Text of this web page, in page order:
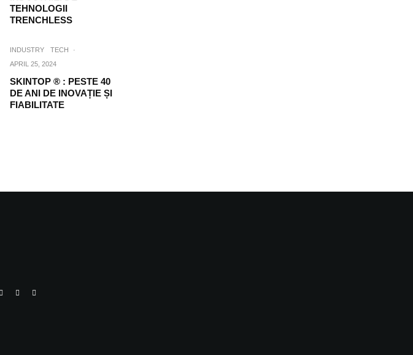
TEHNOLOGII
TRENCHLESS
INDUSTRY TECH
·
APRIL 25, 2024
SKINTOP ® : PESTE 40
DE ANI DE INOVAȚIE ȘI
FIABILITATE